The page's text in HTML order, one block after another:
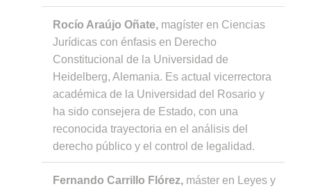
Rocío Araújo Oñate, magíster en Ciencias
Jurídicas con énfasis en Derecho
Constitucional de la Universidad de
Heidelberg, Alemania. Es actual vicerrectora
académica de la Universidad del Rosario y
ha sido consejera de Estado, con una
reconocida trayectoria en el análisis del
derecho público y el control de legalidad.
Fernando Carrillo Flórez, máster en Leyes y